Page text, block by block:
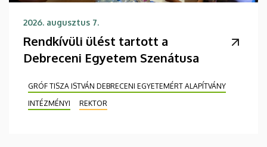
2026. augusztus 7.
Rendkívüli ülést tartott a
Debreceni Egyetem Szenátusa
GRÓF TISZA ISTVÁN DEBRECENI EGYETEMÉRT ALAPÍTVÁNY
INTÉZMÉNYI
REKTOR